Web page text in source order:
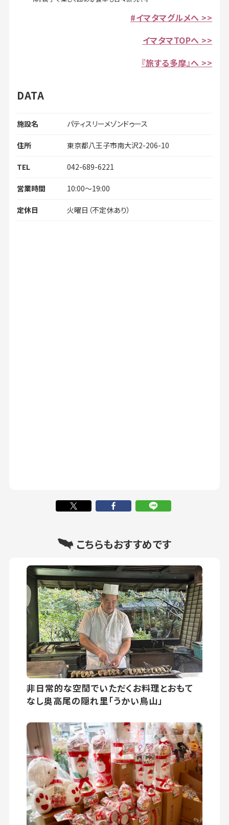
#イマタマグルメへ >>
イマタマTOPへ >>
『旅する多摩』へ >>
DATA
施設名 パティスリーメゾンドゥース
住所 東京都八王子市南大沢2-206-10
TEL 042-689-6221
営業時間 10:00～19:00
定休日 火曜日（不定休あり）
こちらもおすすめです
非日常的な空間でいただくお料理とおもて
なし奥高尾の隠れ里「うかい鳥山」